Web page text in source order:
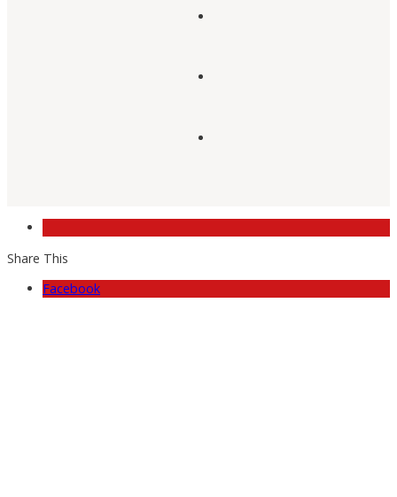
Share This
Facebook